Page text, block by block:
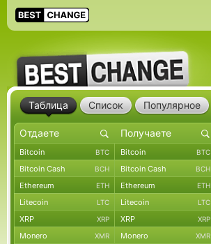
Таблица Список Популярное
Bitcoin BTC Bitcoin BTC
Bitcoin Cash BCH Bitcoin Cash BCH
Ethereum ETH Ethereum ETH
Litecoin LTC Litecoin LTC
XRP XRP XRP XRP
Monero XMR Monero XMR